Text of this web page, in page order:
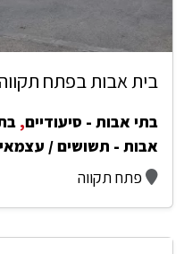
בית אבות בפתח
בתי אבות - סיעודיים,
אבות - תשושים /
פתח תקווה